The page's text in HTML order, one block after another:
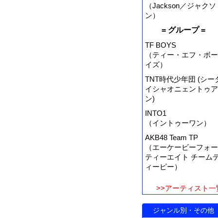
（Jackson／ジャクソ
ン）
= グループ =
TF BOYS
（ティー・エフ・ボー
イズ）
TNT時代少年団 (シー
イシャオニェントゥア
ン)
INTO1
（イントゥーワン）
AKB48 Team TP
（エーケービーフォー
ティーエイト チーム
ィーピー）
>>アーティスト一
ジャンル別・その他